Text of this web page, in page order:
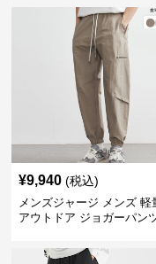
¥9,940 (税込)
メンズジャージ メンズ 軽
アウトドア ジョガーパン